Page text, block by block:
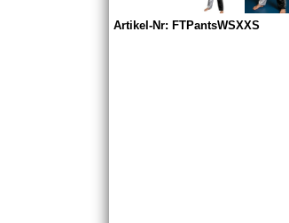
Artikel-Nr: FTPantsWSXXS